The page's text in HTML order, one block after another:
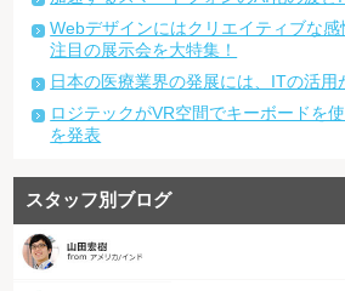
Webデザインにはクリエイティブな
注目の展示会を大特集！
日本の医療業界の発展には、ITの活用
ロジテックがVR空間でキーボードを
を発表
スタッフ別ブログ